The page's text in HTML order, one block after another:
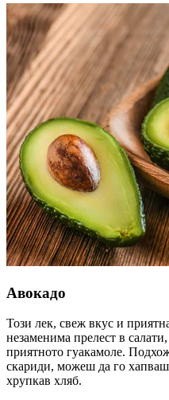
Авокадо
Този лек, свеж вкус и
незаменима прелест в
приятното гуакамоле.
скариди, можеш да го
хрупкав хляб.